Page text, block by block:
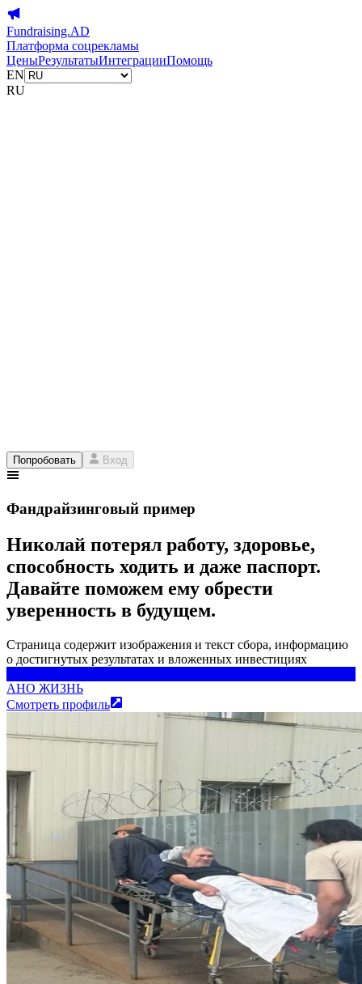
Fundraising.AD
Платформа соцрекламы
ЦеныРезультатыИнтеграцииПомощь
EN
RU
Попробовать Вход
Фандрайзинговый пример
Николай потерял работу, здоровье,
способность ходить и даже паспорт.
Давайте поможем ему обрести
уверенность в будущем.
Страница содержит изображения и текст сбора, информацию
о достигнутых результатах и вложенных инвестициях
АНО ЖИЗНЬ
Смотреть профиль